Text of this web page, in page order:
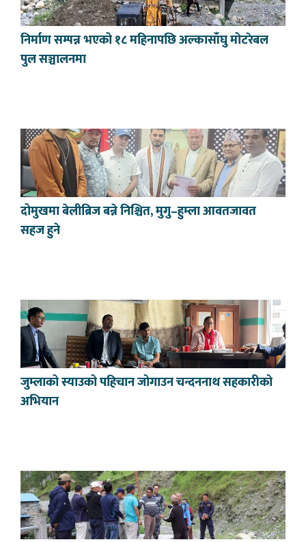
निर्माण सम्पन्न भएको १८ महिनापछि अल्कासाँघु मोटरेबल
पुल सञ्चालनमा
दोमुखमा बेलीब्रिज बन्ने निश्चित, मुगु–हुम्ला आवतजावत
सहज हुने
जुम्लाको स्याउको पहिचान जोगाउन चन्दननाथ सहकारीको
अभियान